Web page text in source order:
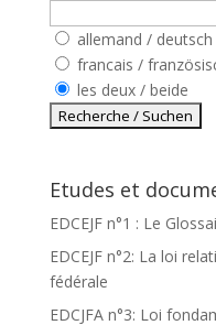
allemand / deutsch
francais /
les deux / beide
Etudes et
EDCEJF n°1 : Le
EDCEJF n°2: La loi
fédérale
EDCJFA n°3: Loi